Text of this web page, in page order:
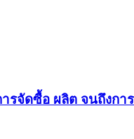
จัดซื้อ ผลิต จนถึงกา